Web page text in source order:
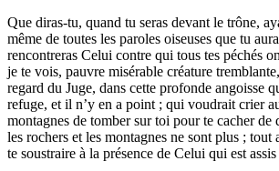
Que diras-tu, quand tu seras devant le trône,
même de toutes les paroles oiseuses que tu
rencontreras Celui contre qui tous tes péchés
je te vois, pauvre misérable créature
regard du Juge, dans cette profonde angoisse
refuge, et il n’y en a point ; qui voudrait crier
montagnes de tomber sur toi pour te cacher de
les rochers et les montagnes ne sont plus ; tout
te soustraire à la présence de Celui qui est